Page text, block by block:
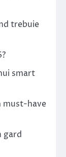
trebuie
smart
must-have
gard